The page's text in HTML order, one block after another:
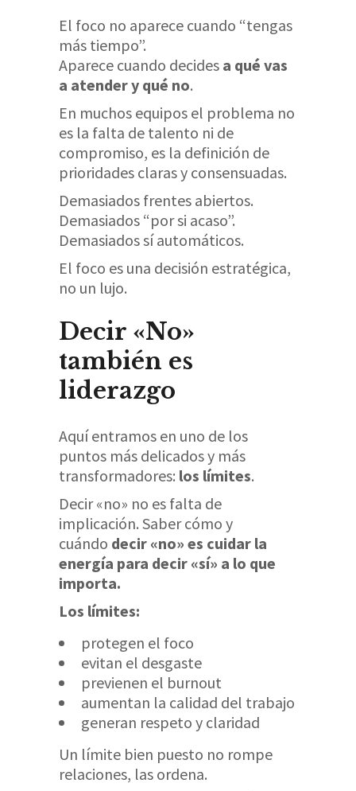
El foco no aparece cuando “tengas
más tiempo”.
Aparece cuando decides a qué vas
a atender y qué no.
En muchos equipos el problema no
es la falta de talento ni de
compromiso, es la definición de
prioridades claras y consensuadas.
Demasiados frentes abiertos.
Demasiados “por si acaso”.
Demasiados sí automáticos.
El foco es una decisión estratégica,
no un lujo.
Decir «No»
también es
liderazgo
Aquí entramos en uno de los
puntos más delicados y más
transformadores: los límites.
Decir «no» no es falta de
implicación. Saber cómo y
cuándo decir «no» es cuidar la
energía para decir «sí» a lo que
importa.
Los límites:
protegen el foco
evitan el desgaste
previenen el burnout
aumentan la calidad del trabajo
generan respeto y claridad
Un límite bien puesto no rompe
relaciones, las ordena.